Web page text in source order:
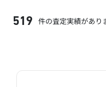
519 件の査定実績があり